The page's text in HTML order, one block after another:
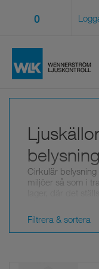
0
belysning
Cirkulär
miljöer så som i
lager, där det
Välkommen till
cirkulär belysning.
Filtrera & sortera